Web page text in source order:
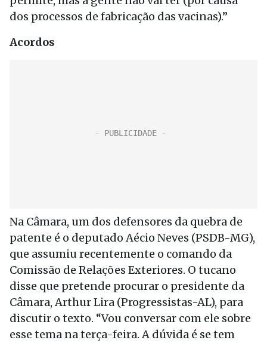
dos processos de fabricação das vacinas).”
Acordos
Na Câmara, um dos defensores da quebra de
patente é o deputado Aécio Neves (PSDB-MG),
que assumiu recentemente o comando da
Comissão de Relações Exteriores. O tucano
disse que pretende procurar o presidente da
Câmara, Arthur Lira (Progressistas-AL), para
discutir o texto. “Vou conversar com ele sobre
esse tema na terça-feira. A dúvida é se tem